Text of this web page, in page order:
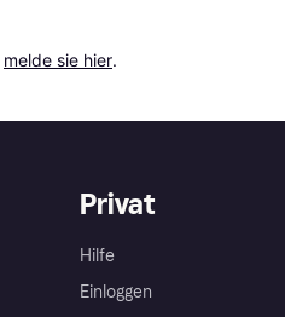
melde sie hier.
Privat
Hilfe
Einloggen